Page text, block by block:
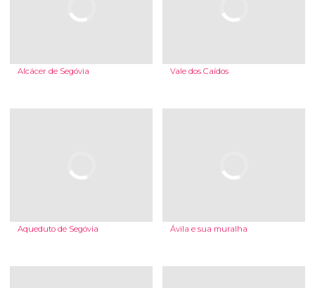
Alcácer de Segóvia Vale dos Caídos
Aqueduto de Segóvia Ávila e sua muralha